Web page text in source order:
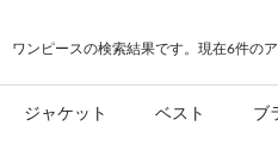
ワンピースの検索結果です。現在6件の
ジャケット ベスト ブ